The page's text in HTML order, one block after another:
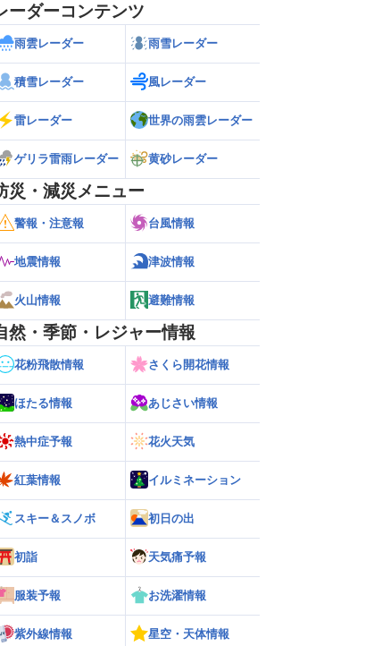
ーダーコンテンツ
雨雲レーダー 雨雪レーダー
積雪レーダー 風レーダー
雷レーダー 世界の雨雲レーダー
ゲリラ雷雨レーダー 黄砂レーダー
災・減災メニュー
警報・注意報 台風情報
地震情報 津波情報
火山情報 避難情報
然・季節・レジャー情報
花粉飛散情報 さくら開花情報
ほたる情報 あじさい情報
熱中症予報 花火天気
紅葉情報 イルミネーション
スキー＆スノボ 初日の出
初詣 天気痛予報
服装予報 お洗濯情報
紫外線情報 星空・天体情報